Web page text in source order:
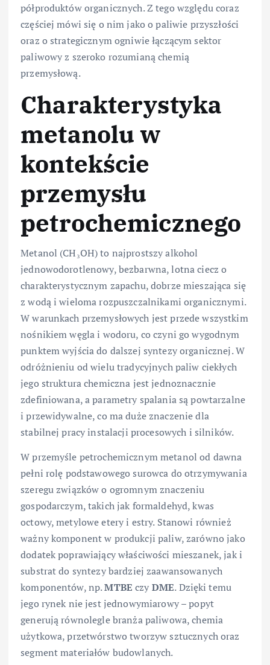
półproduktów organicznych. Z tego względu coraz
częściej mówi się o nim jako o paliwie przyszłości
oraz o strategicznym ogniwie łączącym sektor
paliwowy z szeroko rozumianą chemią
przemysłową.
Charakterystyka
metanolu w
kontekście
przemysłu
petrochemicznego
Metanol (CH₃OH) to najprostszy alkohol
jednowodorotlenowy, bezbarwna, lotna ciecz o
charakterystycznym zapachu, dobrze mieszająca się
z wodą i wieloma rozpuszczalnikami organicznymi.
W warunkach przemysłowych jest przede wszystkim
nośnikiem węgla i wodoru, co czyni go wygodnym
punktem wyjścia do dalszej syntezy organicznej. W
odróżnieniu od wielu tradycyjnych paliw ciekłych
jego struktura chemiczna jest jednoznacznie
zdefiniowana, a parametry spalania są powtarzalne
i przewidywalne, co ma duże znaczenie dla
stabilnej pracy instalacji procesowych i silników.
W przemyśle petrochemicznym metanol od dawna
pełni rolę podstawowego surowca do otrzymywania
szeregu związków o ogromnym znaczeniu
gospodarczym, takich jak formaldehyd, kwas
octowy, metylowe etery i estry. Stanowi również
ważny komponent w produkcji paliw, zarówno jako
dodatek poprawiający właściwości mieszanek, jak i
substrat do syntezy bardziej zaawansowanych
komponentów, np.MTBE czy DME. Dzięki temu
jego rynek nie jest jednowymiarowy – popyt
generują równolegle branża paliwowa, chemia
użytkowa, przetwórstwo tworzyw sztucznych oraz
segment materiałów budowlanych.